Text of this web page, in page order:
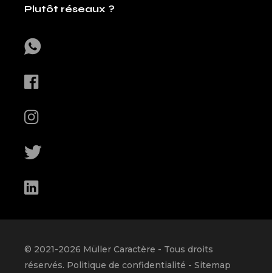
Plutôt réseaux ?
© 2021-2026 Müller Caractère - Tous droits
réservés. Politique de confidentialité -Sitemap